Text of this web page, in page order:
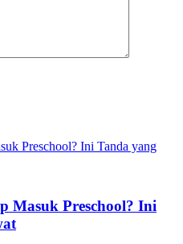
Masuk Preschool? Ini